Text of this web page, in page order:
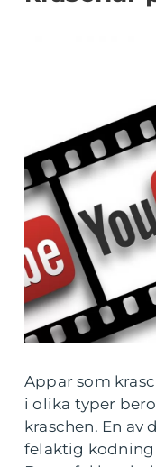
Appar som
i olika typer
kraschen. En av
felaktig